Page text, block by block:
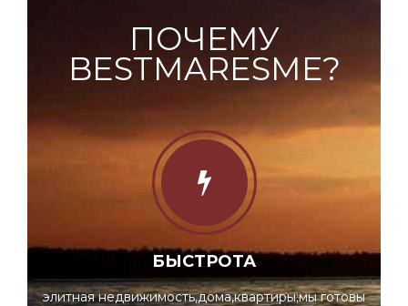
ПОЧЕМУ
BESTMARESME?
БЫСТРОТА
элитная недвижимость,дома,квартиры;мы готовы